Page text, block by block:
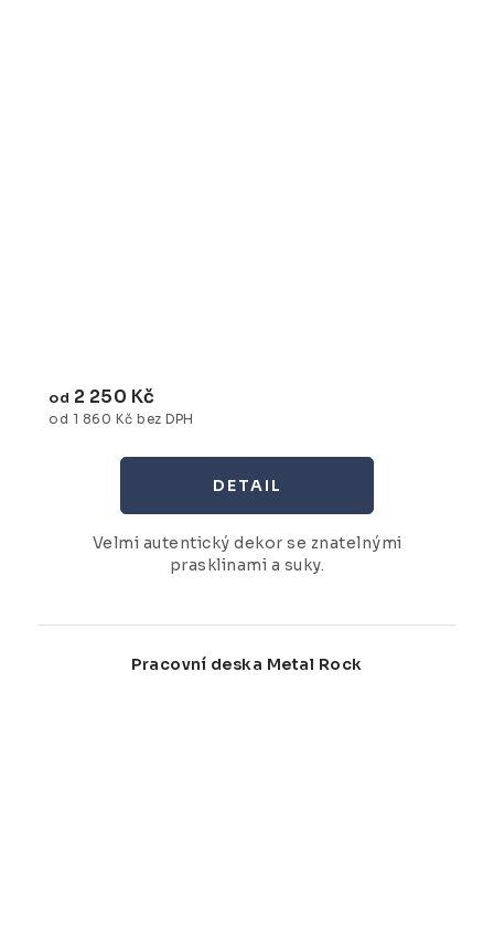
od 1 860 Kč bez DPH
od 2 250 Kč
Velmi autentický dekor se znatelnými
prasklinami a suky.
Pracovní deska Metal Rock